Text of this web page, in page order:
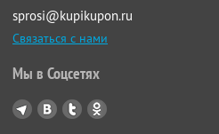
sprosi@kupikupon.ru
Связаться с нами
Мы в Соцсетях